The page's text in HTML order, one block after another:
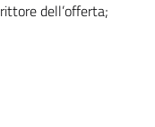
dell’offerta;